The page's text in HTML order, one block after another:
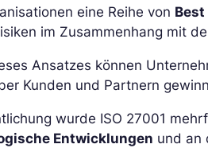
eine Reihe von
im Zusammenhang mit
Ansatzes können
Kunden und Partnern
wurde ISO 27001
Entwicklungen und